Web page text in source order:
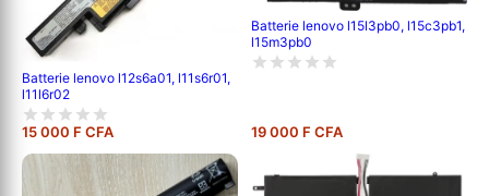
Batterie lenovo l12s6a01, l11s6r01,
l11l6r02
15 000 F CFA
Batterie lenovo l15l3pb0, l15c3pb1,
l15m3pb0
19 000 F CFA